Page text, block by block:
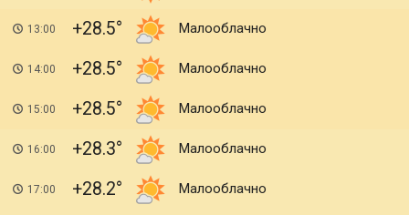
13:00 +28.5 Малооблачно
14:00 +28.5 Малооблачно
15:00 +28.5 Малооблачно
16:00 +28.3 Малооблачно
17:00 +28.2 Малооблачно